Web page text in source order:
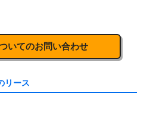
いてのお問い合わせ
リース